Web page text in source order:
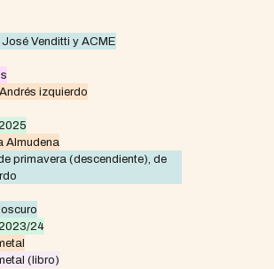
Venditti y ACME
izquierdo
Almudena
primavera (descendiente), de
24
(libro)